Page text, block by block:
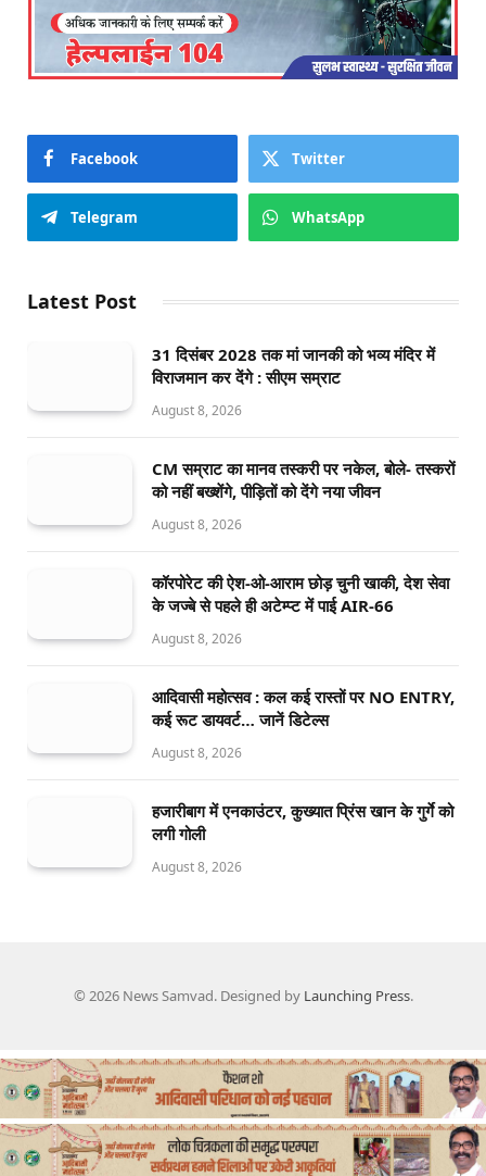
Facebook Twitter
Telegram WhatsApp
Latest Post
31 दिसंबर 2028 तक मां जानकी को भव्य मंदिर में
विराजमान कर देंगे : सीएम सम्राट
August 8, 2026
CM सम्राट का मानव तस्करी पर नकेल, बोले- तस्करों
को नहीं बख्शेंगे, पीड़ितों को देंगे नया जीवन
August 8, 2026
कॉरपोरेट की ऐश-ओ-आराम छोड़ चुनी खाकी, देश सेवा
के जज्बे से पहले ही अटेम्प्ट में पाई AIR-66
August 8, 2026
आदिवासी महोत्सव : कल कई रास्तों पर NO ENTRY,
कई रूट डायवर्ट… जानें डिटेल्स
August 8, 2026
हजारीबाग में एनकाउंटर, कुख्यात प्रिंस खान के गुर्गे को
लगी गोली
August 8, 2026
© 2026 News Samvad. Designed by Launching Press.